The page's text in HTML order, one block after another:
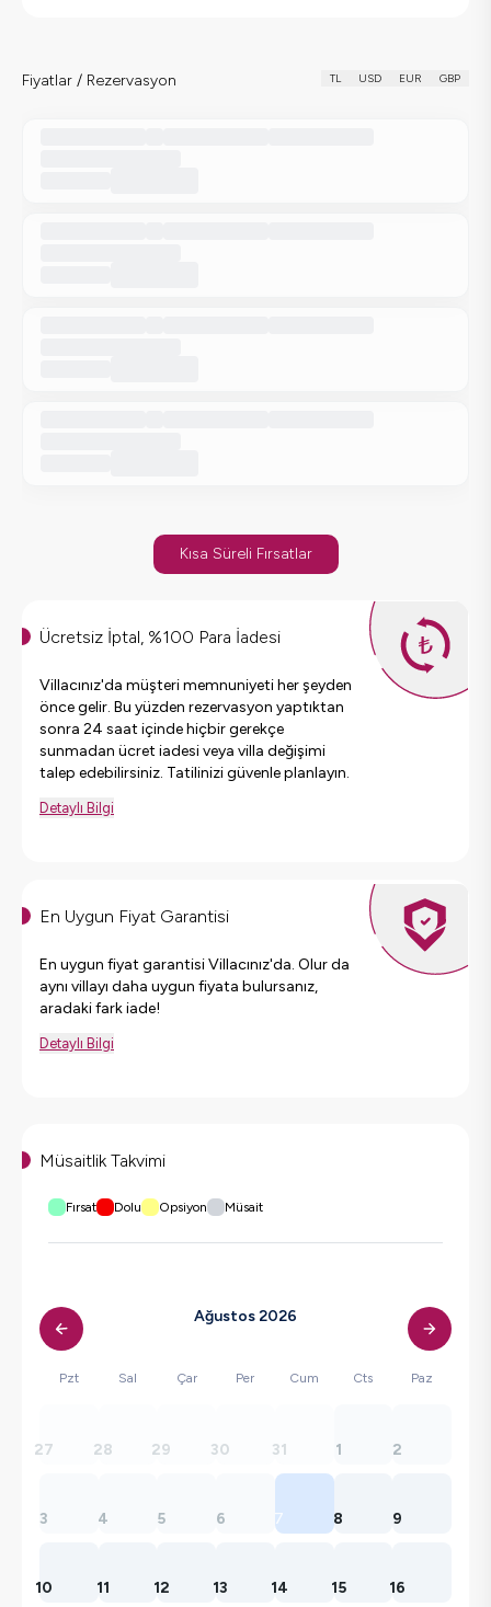
Fiyatlar / Rezervasyon TL USD EUR GBP
Kısa Süreli Fırsatlar
Ücretsiz İptal, %100 Para İadesi
Villacınız'da müşteri memnuniyeti her şeyden
önce gelir. Bu yüzden rezervasyon yaptıktan
sonra 24 saat içinde hiçbir gerekçe
sunmadan ücret iadesi veya villa değişimi
talep edebilirsiniz. Tatilinizi güvenle planlayın.
Detaylı Bilgi
En Uygun Fiyat Garantisi
En uygun fiyat garantisi Villacınız'da. Olur da
aynı villayı daha uygun fiyata bulursanız,
aradaki fark iade!
Detaylı Bilgi
Müsaitlik Takvimi
Fırsat Dolu Opsiyon Müsait
Ağustos 2026
Pzt Sal Çar Per Cum Cts Paz
27 28 29 30 31 1 2
3 4 5 6 7 8 9
10 11 12 13 14 15 16